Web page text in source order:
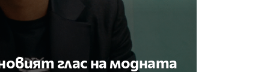
глас на модната